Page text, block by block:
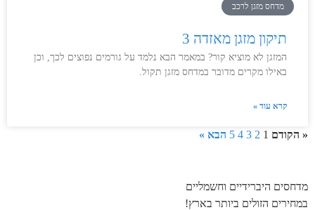
מדחס מזגן לרכב
תיקון מזגן מאזדה 3
המזגן לא מוציא קור? במאמר הבא נלמד על גורמים נפוצים לכך, וכן
באילו מקרים מדובר במדחס מזגן תקול.
קרא עוד »
« הקודם 1
2
3
4
5 הבא »
מדחסים היברידיים וחשמליים
במחירים הזולים ביותר בארץ!